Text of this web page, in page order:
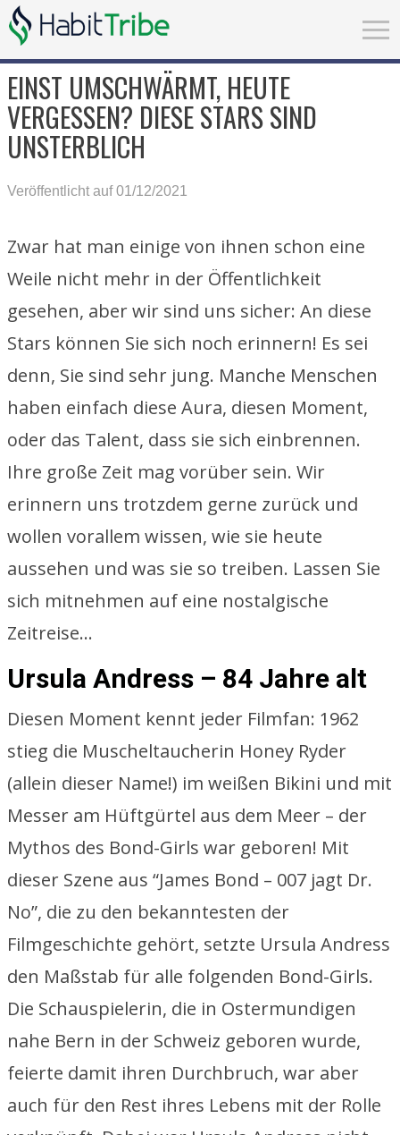
EINST UMSCHWÄRMT, HEUTE
VERGESSEN? DIESE STARS SIND
UNSTERBLICH
Veröffentlicht auf 01/12/2021
Zwar hat man einige von ihnen schon eine
Weile nicht mehr in der Öffentlichkeit
gesehen, aber wir sind uns sicher: An diese
Stars können Sie sich noch erinnern! Es sei
denn, Sie sind sehr jung. Manche Menschen
haben einfach diese Aura, diesen Moment,
oder das Talent, dass sie sich einbrennen.
Ihre große Zeit mag vorüber sein. Wir
erinnern uns trotzdem gerne zurück und
wollen vorallem wissen, wie sie heute
aussehen und was sie so treiben. Lassen Sie
sich mitnehmen auf eine nostalgische
Zeitreise…
Ursula Andress – 84 Jahre alt
Diesen Moment kennt jeder Filmfan: 1962
stieg die Muscheltaucherin Honey Ryder
(allein dieser Name!) im weißen Bikini und mit
Messer am Hüftgürtel aus dem Meer – der
Mythos des Bond-Girls war geboren! Mit
dieser Szene aus “James Bond – 007 jagt Dr.
No”, die zu den bekanntesten der
Filmgeschichte gehört, setzte Ursula Andress
den Maßstab für alle folgenden Bond-Girls.
Die Schauspielerin, die in Ostermundigen
nahe Bern in der Schweiz geboren wurde,
feierte damit ihren Durchbruch, war aber
auch für den Rest ihres Lebens mit der Rolle